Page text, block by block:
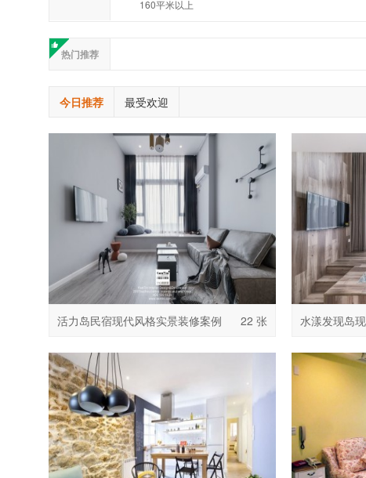
160平米以上
热门推荐
更多
今日推荐 最受欢迎
活力岛民宿现代风格实景装修案例 22 张
水漾发现岛
例